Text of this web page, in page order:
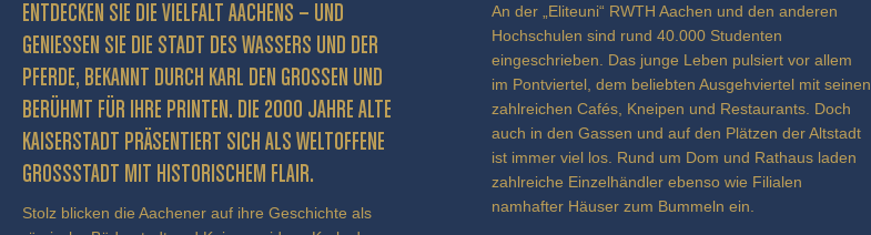
ENTDECKEN SIE DIE VIELFALT AACHENS – UND
GENIESSEN SIE DIE STADT DES WASSERS UND DER P
FERDE, BEKANNT DURCH KARL DEN GROSSEN UND BE
RÜHMT FÜR IHRE PRINTEN. DIE 2000 JAHRE ALTE KA
ISERSTADT PRÄSENTIERT SICH ALS WELTOFFENE GR
OSSSTADT MIT HISTORISCHEM FLAIR.
Stolz blicken die Aachener auf ihre Geschichte als
An der „Eliteuni“ RWTH Aachen und den anderen
Hochschulen sind rund 40.000 Studenten
eingeschrieben. Das junge Leben pulsiert vor allem
im Pontviertel, dem beliebten Ausgehviertel mit seinen
zahlreichen Cafés, Kneipen und Restaurants. Doch
auch in den Gassen und auf den Plätzen der Altstadt
ist immer viel los. Rund um Dom und Rathaus laden
zahlreiche Einzelhändler ebenso wie Filialen
namhafter Häuser zum Bummeln ein.